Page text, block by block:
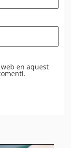
en aquest